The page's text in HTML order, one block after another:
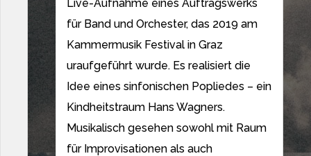
Live-Aufnahme eines Auftragswerks
für Band und Orchester, das 2019 am
Kammermusik Festival in Graz
uraufgeführt wurde. Es realisiert die
Idee eines sinfonischen Popliedes – ein
Kindheitstraum Hans Wagners.
Musikalisch gesehen sowohl mit Raum
für Improvisationen als auch